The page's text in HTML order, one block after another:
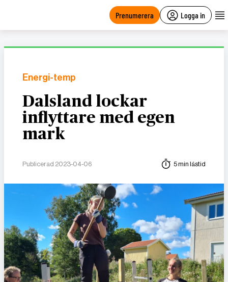
Prenumerera Logga in
Energi-temp
Dalsland lockar
inflyttare med egen
mark
Publicerad 2023-04-06 5 min lästid